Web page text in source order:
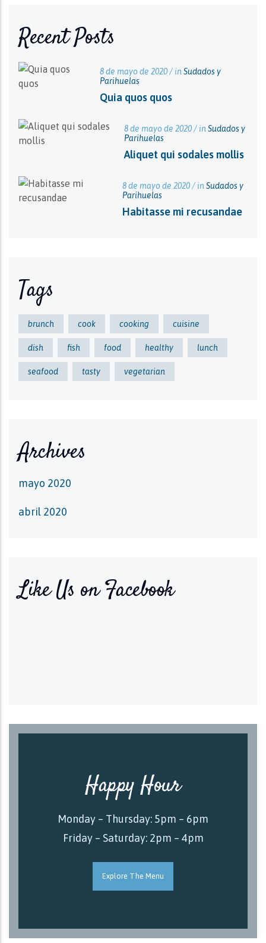
Recent Posts
8 de mayo de 2020 / inSudados y
Parihuelas
Quia quos quos
8 de mayo de 2020 / inSudados y
Parihuelas
Aliquet qui sodales mollis
8 de mayo de 2020 / in Sudados y
Parihuelas
Habitasse mi recusandae
Tags
brunch cook cooking cuisine
dish fish food healthy lunch
seafood tasty vegetarian
Archives
mayo 2020
abril 2020
Like Us on Facebook
Happy Hour
Monday – Thursday: 5pm – 6pm
Friday – Saturday: 2pm – 4pm
Explore The Menu